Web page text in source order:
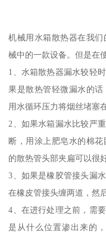
机械用水箱散热器在我
械中的一款设备。但是在
1、水箱散热器漏水较轻
果是散热管轻微漏水的
用水循环压力将烟丝堵塞
2、如果水箱漏水比较严
断，用涂上肥皂水的棉
的散热管头部夹扁可以很
3、如果是橡胶管接头漏
在橡皮管接头缠两道，然
4、在进行处理之前，需
是从什么位置渗出来的